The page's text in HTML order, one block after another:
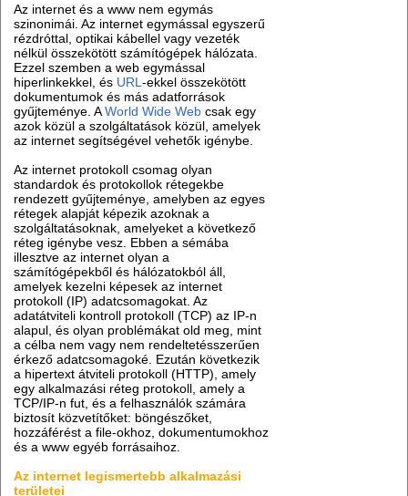
Az internet és a www nem egymás
szinonimái. Az internet egymással egyszerű
rézdróttal, optikai kábellel vagy vezeték
nélkül összekötött számítógépek hálózata.
Ezzel szemben a web egymással
hiperlinkekkel, és URL-ekkel összekötött
dokumentumok és más adatforrások
gyűjteménye. AWorld Wide Web csak egy
azok közül a szolgáltatások közül, amelyek
az internet segítségével vehetők igénybe.
Az internet protokoll csomag olyan
standardok és protokollok rétegekbe
rendezett gyűjteménye, amelyben az egyes
rétegek alapját képezik azoknak a
szolgáltatásoknak, amelyeket a következő
réteg igénybe vesz. Ebben a sémába
illesztve az internet olyan a
számítógépekből és hálózatokból áll,
amelyek kezelni képesek az internet
protokoll (IP) adatcsomagokat. Az
adatátviteli kontroll protokoll (TCP) az IP-n
alapul, és olyan problémákat old meg, mint
a célba nem vagy nem rendeltetésszerűen
érkező adatcsomagoké. Ezután következik
a hipertext átviteli protokoll (HTTP), amely
egy alkalmazási réteg protokoll, amely a
TCP/IP-n fut, és a felhasználók számára
biztosít közvetítőket: böngészőket,
hozzáférést a file-okhoz, dokumentumokhoz
és a www egyéb forrásaihoz.
Az internet legismertebb alkalmazási
területei